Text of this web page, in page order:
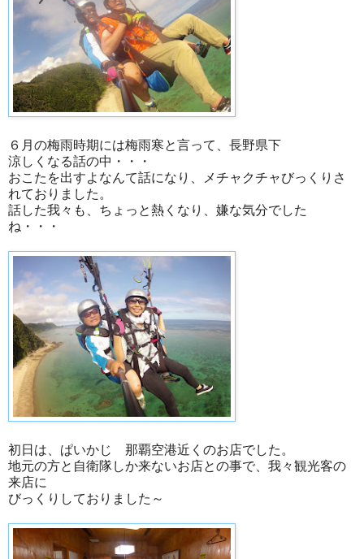
６月の梅雨時期には梅雨寒と言って、長野県下
涼しくなる話の中・・・
おこたを出すよなんて話になり、メチャクチャびっくりさ
れておりました。
話した我々も、ちょっと熱くなり、嫌な気分でした
ね・・・
初日は、ぱいかじ 那覇空港近くのお店でした。
地元の方と自衛隊しか来ないお店との事で、我々観光客の
来店に
びっくりしておりました～